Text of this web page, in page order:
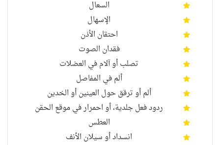
السعال
الإسهال
احتقان الأذن
فقدان الصوت
تصلب أوآلام في العضلات
ألم في المفاصل
ألم أو ترقق حول العينين أو الخدين
ردود فعل جلدية، أواحمرارفي موقع الحقن
العطس
انسداد أو سيلان الأنف